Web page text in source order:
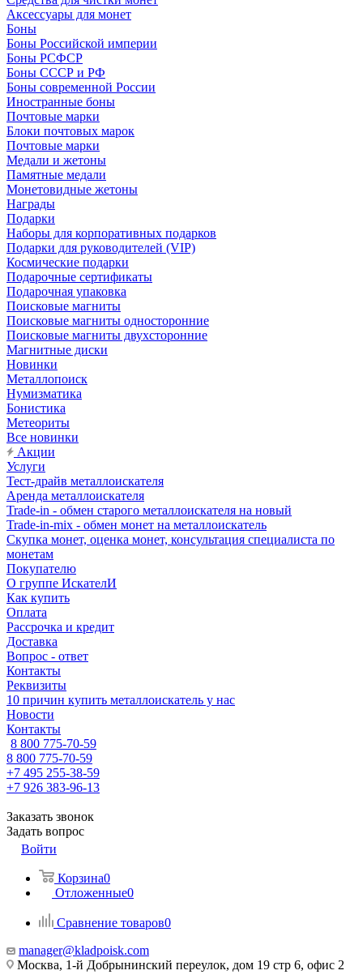
Аксессуары для монет
Боны
Боны Российской империи
Боны РСФСР
Боны СССР и РФ
Боны современной России
Иностранные боны
Почтовые марки
Блоки почтовых марок
Почтовые марки
Медали и жетоны
Памятные медали
Монетовидные жетоны
Награды
Подарки
Наборы для корпоративных подарков
Подарки для руководителей (VIP)
Космические подарки
Подарочные сертификаты
Подарочная упаковка
Поисковые магниты
Поисковые магниты односторонние
Поисковые магниты двухсторонние
Магнитные диски
Новинки
Металлопоиск
Нумизматика
Бонистика
Метеориты
Все новинки
Акции
Услуги
Тест-драйв металлоискателя
Аренда металлоискателя
Trade-in - обмен старого металлоискателя на новый
Trade-in-mix - обмен монет на металлоискатель
Скупка монет, оценка монет, консультация специалиста по
монетам
Покупателю
О группе ИскателИ
Как купить
Оплата
Рассрочка и кредит
Доставка
Вопрос - ответ
Контакты
Реквизиты
10 причин купить металлоискатель у нас
Новости
Контакты
8 800 775-70-59
8 800 775-70-59
+7 495 255-38-59
+7 926 383-96-13
Заказать звонок
Задать вопрос
Войти
Корзина0
Отложенные0
Сравнение товаров0
manager@kladpoisk.com
Москва, 1-й Добрынинский переулок, дом 19 стр 6, офис 2